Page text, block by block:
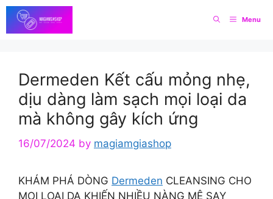
Skip
to
content
Menu
Dermeden Kết cấu mỏng nhẹ,
dịu dàng làm sạch mọi loại da
mà không gây kích ứng
16/07/2024 by magiamgiashop
KHÁM PHÁ DÒNG Dermeden CLEANSING CHO
MỌI LOẠI DA KHIẾN NHIỀU NÀNG MÊ SAY